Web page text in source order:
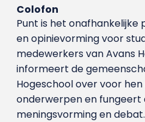
Colofon
Punt is het onafhankelijke
en opinievorming voor
medewerkers van Avans
informeert de
Hogeschool over voor
onderwerpen en fungeert
meningsvorming en